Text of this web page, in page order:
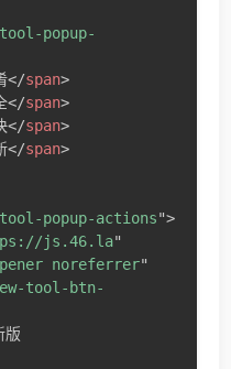
tool-popup-
</span>
</span>
</span>
</span>
tool-popup-actions">
js.46.la"
noreferrer"
tool-btn-